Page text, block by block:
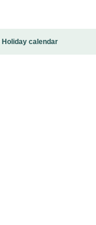
Holiday calendar